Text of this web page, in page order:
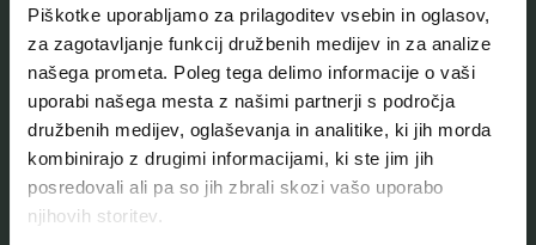
Piškotke uporabljamo za prilagoditev vsebin in oglasov,
za zagotavljanje funkcij družbenih medijev in za analize
našega prometa. Poleg tega delimo informacije o vaši
uporabi našega mesta z našimi partnerji s področja
družbenih medijev, oglaševanja in analitike, ki jih morda
kombinirajo z drugimi informacijami, ki ste jim jih
posredovali ali pa so jih zbrali skozi vašo uporabo
njihovih storitev.
Naše zbirke
Aktualno
Kontakt